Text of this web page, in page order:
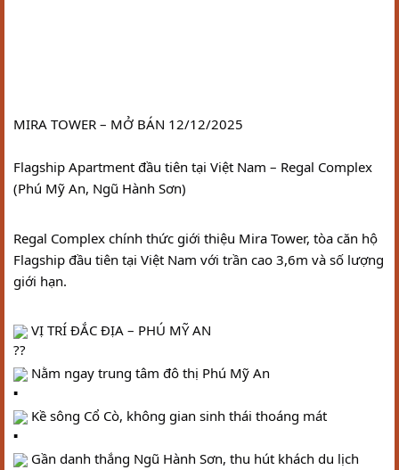
MIRA TOWER – MỞ BÁN 12/12/2025
Flagship Apartment đầu tiên tại Việt Nam – Regal Complex
(Phú Mỹ An, Ngũ Hành Sơn)
Regal Complex chính thức giới thiệu Mira Tower, tòa căn hộ
Flagship đầu tiên tại Việt Nam với trần cao 3,6m và số lượng
giới hạn.
VỊ TRÍ ĐẮC ĐỊA – PHÚ MỸ AN
Nằm ngay trung tâm đô thị Phú Mỹ An
Kề sông Cổ Cò, không gian sinh thái thoáng mát
Gần danh thắng Ngũ Hành Sơn, thu hút khách du lịch